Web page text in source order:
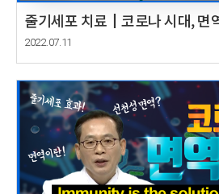
줄기세포 치료┃코로나 시대, 면
In the era of COVID-19,
2022.07.11